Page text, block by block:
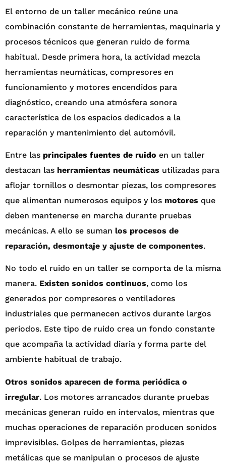
El entorno de un taller mecánico reúne una
combinación constante de herramientas, maquinaria y
procesos técnicos que generan ruido de forma
habitual. Desde primera hora, la actividad mezcla
herramientas neumáticas, compresores en
funcionamiento y motores encendidos para
diagnóstico, creando una atmósfera sonora
característica de los espacios dedicados a la
reparación y mantenimiento del automóvil.
Entre las principales fuentes de ruido en un taller
destacan las herramientas neumáticas utilizadas para
aflojar tornillos o desmontar piezas, los compresores
que alimentan numerosos equipos y los motores que
deben mantenerse en marcha durante pruebas
mecánicas. A ello se suman los procesos de
reparación, desmontaje y ajuste de componentes.
No todo el ruido en un taller se comporta de la misma
manera. Existen sonidos continuos, como los
generados por compresores o ventiladores
industriales que permanecen activos durante largos
periodos. Este tipo de ruido crea un fondo constante
que acompaña la actividad diaria y forma parte del
ambiente habitual de trabajo.
Otros sonidos aparecen de forma periódica o
irregular. Los motores arrancados durante pruebas
mecánicas generan ruido en intervalos, mientras que
muchas operaciones de reparación producen sonidos
imprevisibles. Golpes de herramientas, piezas
metálicas que se manipulan o procesos de ajuste